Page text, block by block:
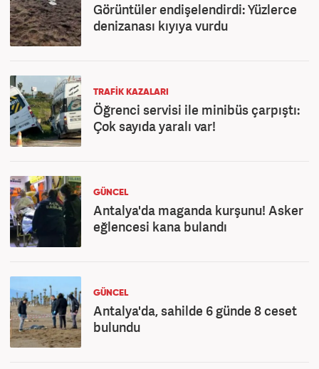
Görüntüler endişelendirdi: Yüzlerce
denizanası kıyıya vurdu
TRAFIK KAZALARI
Öğrenci servisi ile minibüs çarpıştı:
Çok sayıda yaralı var!
GÜNCEL
Antalya'da maganda kurşunu! Asker
eğlencesi kana bulandı
GÜNCEL
Antalya'da, sahilde 6 günde 8 ceset
bulundu